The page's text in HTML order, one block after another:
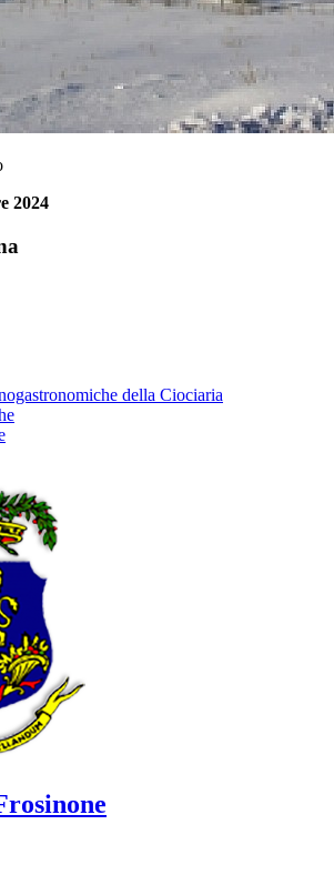
2024
della Ciociaria